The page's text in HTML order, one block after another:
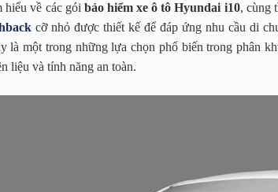
hiểu về các gói bảo hiểm xe ô tô Hyundai i10, cùng
cỡ nhỏ được thiết kế để đáp ứng nhu cầu di
là một trong những lựa chọn phổ biến trong phân
liệu và tính năng an toàn.